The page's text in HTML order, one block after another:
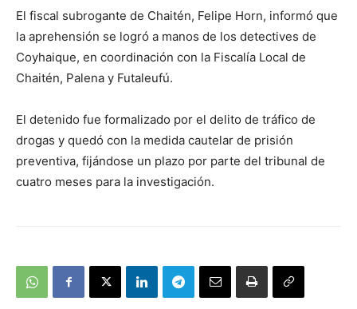
El fiscal subrogante de Chaitén, Felipe Horn, informó que
la aprehensión se logró a manos de los detectives de
Coyhaique, en coordinación con la Fiscalía Local de
Chaitén, Palena y Futaleufú.
El detenido fue formalizado por el delito de tráfico de
drogas y quedó con la medida cautelar de prisión
preventiva, fijándose un plazo por parte del tribunal de
cuatro meses para la investigación.